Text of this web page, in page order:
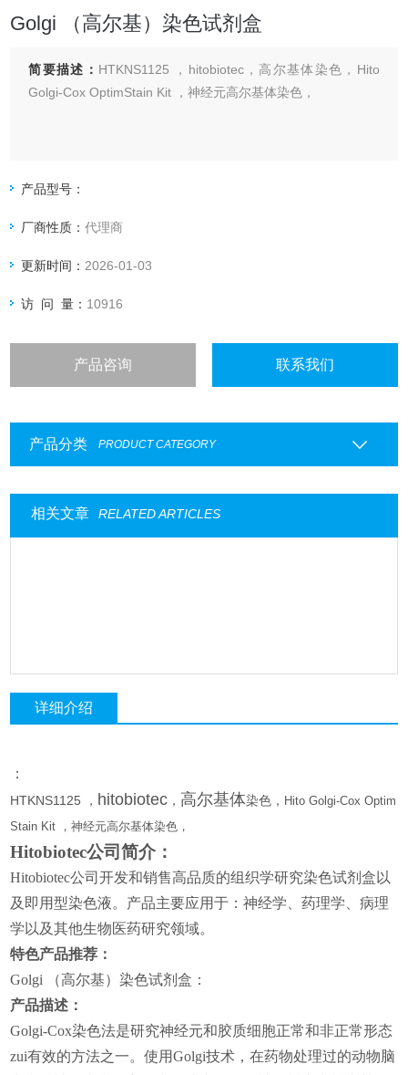
Golgi （高尔基）染色试剂盒
简要描述： HTKNS1125 ，hitobiotec，高尔基体染色，Hito
Golgi-Cox OptimStain Kit ，神经元高尔基体染色，
产品型号：
厂商性质：代理商
更新时间： 2026-01-03
访 问 量： 10916
产品咨询 联系我们
产品分类 PRODUCT CATEGORY
相关文章 RELATED ARTICLES
详细介绍
：
HTKNS1125 ， hitobiotec ， 高尔基体染色， Hito Golgi-Cox Optim
Stain Kit
，神经元高尔基体染色，
Hitobiotec公司简介：
Hitobiotec公司开发和销售高品质的组织学研究染色试剂盒以
及即用型染色液。产品主要应用于：神经学、药理学、病理
学以及其他生物医药研究领域。
特色产品推荐：
Golgi
（高尔基）染色试剂盒：
产品描述：
Golgi-Cox染色法是研究神经元和胶质细胞正常和非正常形态
zui有效的方法之一。使用Golgi技术，在药物处理过的动物脑